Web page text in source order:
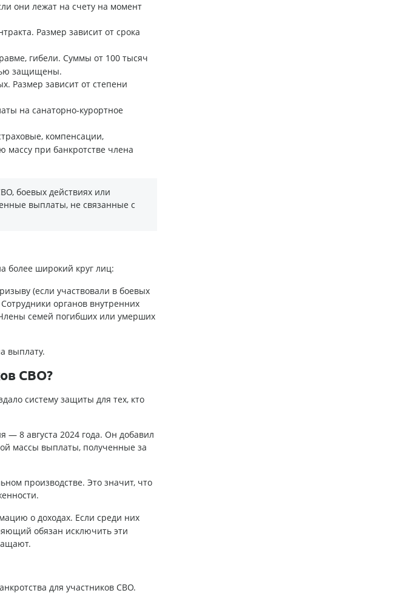
они лежат на счету на момент
Размер зависит от срока
гибели. Суммы от 100 тысяч
защищены.
Размер зависит от степени
на санаторно-курортное
компенсации,
при банкротстве члена
боевых действиях или
выплаты, не связанные с
более широкий круг лиц:
(если участвовали в боевых
органов внутренних
семей погибших или умерших
выплату.
СВО?
систему защиты для тех, кто
— 8 августа 2024 года. Он добавил
массы выплаты, полученные за
производстве. Это значит, что
о доходах. Если среди них
обязан исключить эти
для участников СВО.